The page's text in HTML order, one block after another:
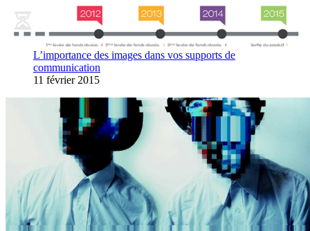
L’importance des images dans vos supports de
communication
11 février 2015